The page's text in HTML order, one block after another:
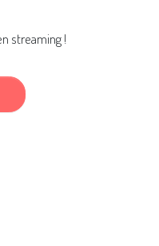
streaming !